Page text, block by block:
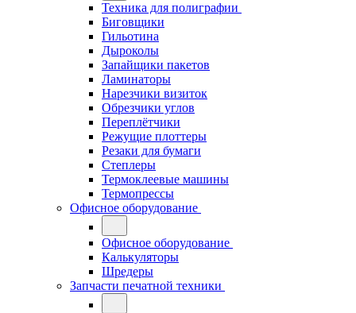
Техника для полиграфии
Биговщики
Гильотина
Дыроколы
Запайщики пакетов
Ламинаторы
Нарезчики визиток
Обрезчики углов
Переплётчики
Режущие плоттеры
Резаки для бумаги
Степлеры
Термоклеевые машины
Термопрессы
Офисное оборудование
Офисное оборудование
Калькуляторы
Шредеры
Запчасти печатной техники